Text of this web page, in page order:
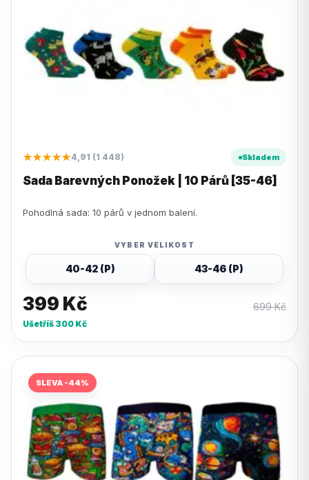
★★★★★4,91 (1 448) Skladem
Sada Barevných Ponožek | 10 Párů [35-46]
Pohodlná sada: 10 párů v jednom balení.
VYBER VELIKOST
40-42 (P) 43-46 (P)
399 Kč 699Kč
Ušetříš 300 Kč
SLEVA -44%